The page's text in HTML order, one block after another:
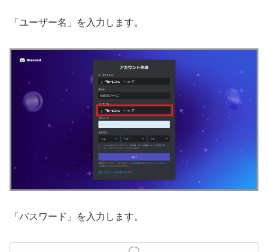
「ユーザー名」を入力します。
「パスワード」を入力します。